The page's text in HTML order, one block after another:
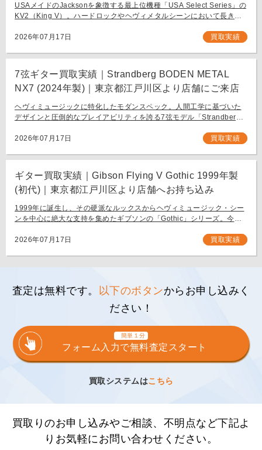
USAメイドのJacksonを象徴する最上位機種「USA Select Series」の
KV2（King V）。ハードロックやヘヴィメタルシーンにおいて長きに
[…]
2026年07月17日 買取実績
7弦ギター買取実績｜Strandberg BODEN METAL
NX7 (2024年製)｜東京都江戸川区より店舗にご来店
ヘヴィミュージックに特化したモダンスペック。人間工学に基づいた
デザインと圧倒的なプレイアビリティを誇る7弦モデル「Strandberg
タリスト […]
2026年07月17日 買取実績
ギター買取実績｜Gibson Flying V Gothic 1999年製
(初代)｜東京都江戸川区より店舗へお持ち込み
1999年に誕生し、その硬派なルックスからヘヴィミュージック・シー
ンを中心に絶大な支持を集めたギブソンの「Gothic」シリーズ。今回
[…]
2026年07月17日 買取実績
査定は無料です。 以下のボタンからお申し込みく
ださい！
簡単１分
フォーム入力で無料査定スタート
買取システムはこちら
買取りのお申し込みやご相談、不明点など下記よ
りお気軽にお問い合わせください。